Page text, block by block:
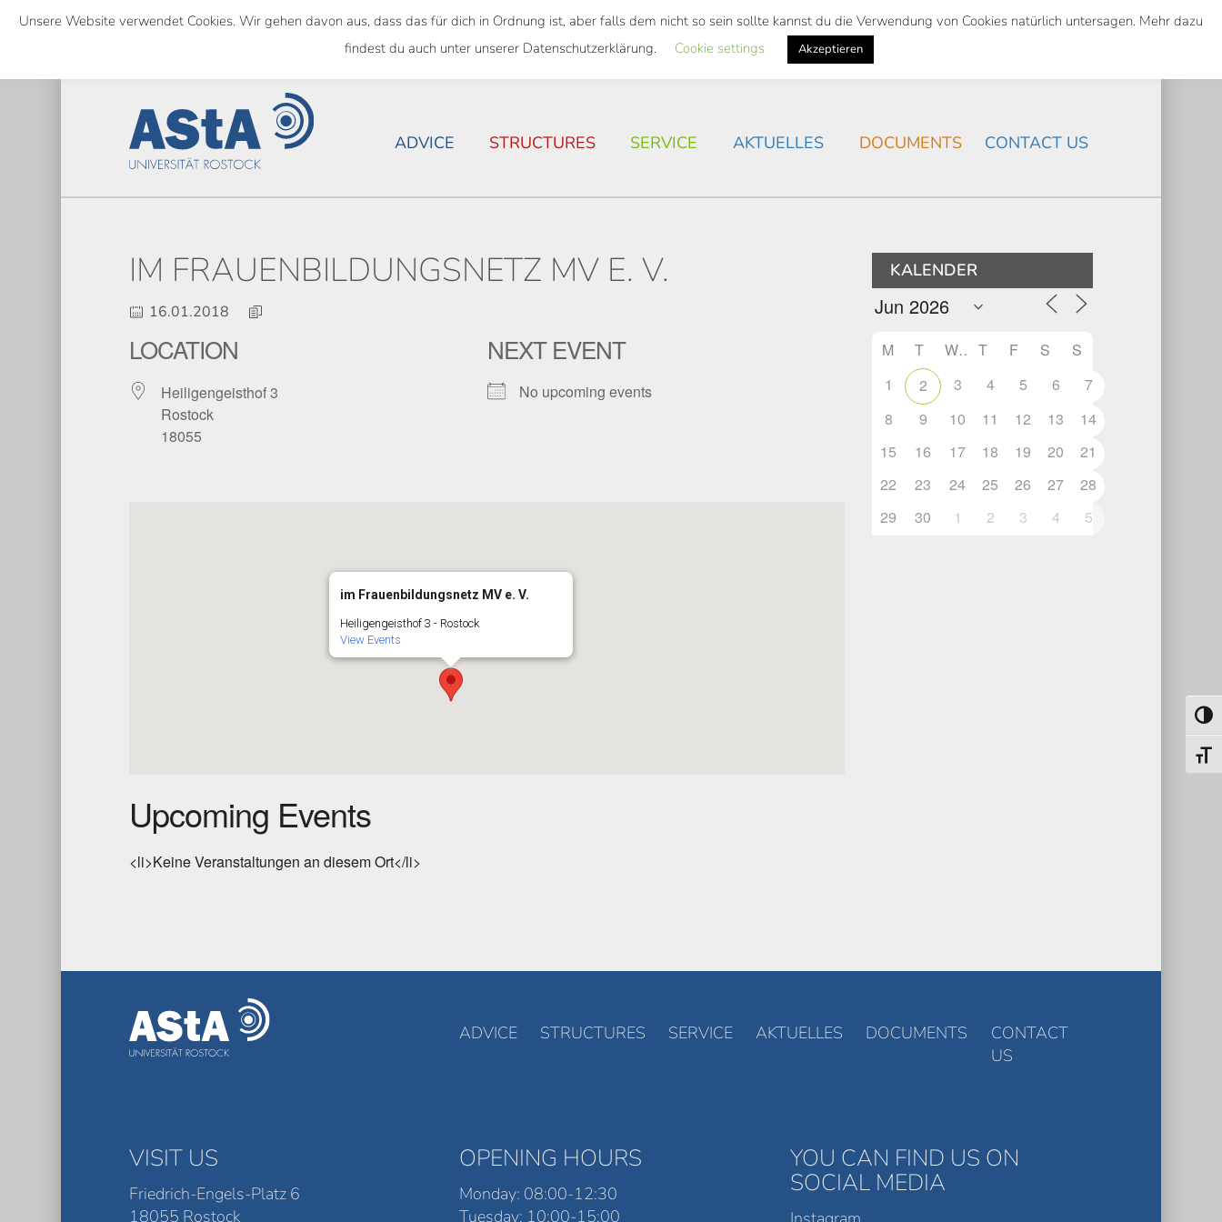
Skip
content
Suche
Search
NATIONWIDE SEMESTER TICKET HOUSING SITUATION IN ROSTOCK NEWS
ADVICE STRUCTURES SERVICE AKTUELLES DOCUMENTS CONTACT US
IM FRAUENBILDUNGSNETZ MV E. V.
16.01.2018
LOCATION
Heiligengeisthof 3
Rostock
18055
NEXT EVENT
No upcoming events
im Frauenbildungsnetz MV e. V.
Heiligengeisthof 3 - Rostock
View Events
Upcoming Events
<li>Keine Veranstaltungen an diesem Ort</li>
KALENDER
M T W T F S
S
1
2 3 4 5 6
7
8
9 10 11 12 13
14
15
16 17 18 19 20
21
22
23 24 25 26 27
28
29
30 1 2 3 4 5
ADVICE STRUCTURES SERVICE AKTUELLES DOCUMENTS
CONTACT
US
VISIT US
Friedrich-Engels-Platz 6
18055 Rostock
OPENING HOURS
Monday: 08:00-12:30
Tuesday: 10:00-15:00
YOU CAN FIND US ON
SOCIAL MEDIA
Unsere Website verwendet Cookies. Wir gehen davon aus, dass das für dich in Ordnung ist, aber falls dem nicht so sein sollte kannst du die Verwendung von Cookies natürlich untersagen. Mehr dazu
findest du auch unter unserer Datenschutzerklärung.
Cookie settings Akzeptieren